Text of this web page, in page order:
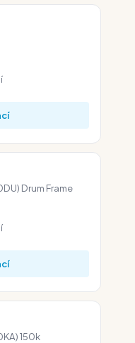
Drum Frame
150k